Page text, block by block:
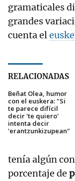
gramaticales
grandes
cuenta el
RELACIONADAS
Beñat Olea, humor
con el euskera: "Si
te parece difícil
decir 'te quiero'
intenta decir
'erantzunkizupean"
tenía algún
porcentaje de